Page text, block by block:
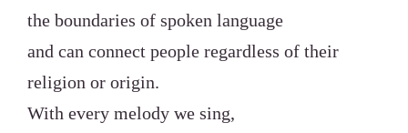
the boundaries of spoken language
and can connect people regardless of their
religion or origin.
With every melody we sing,